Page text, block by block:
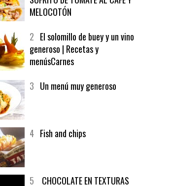
SOFRITO DE TOMATE AL CAFÉ Y
MELOCOTÓN
generoso | Recetas y